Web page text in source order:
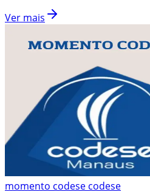
Ver mais
momento codese codese